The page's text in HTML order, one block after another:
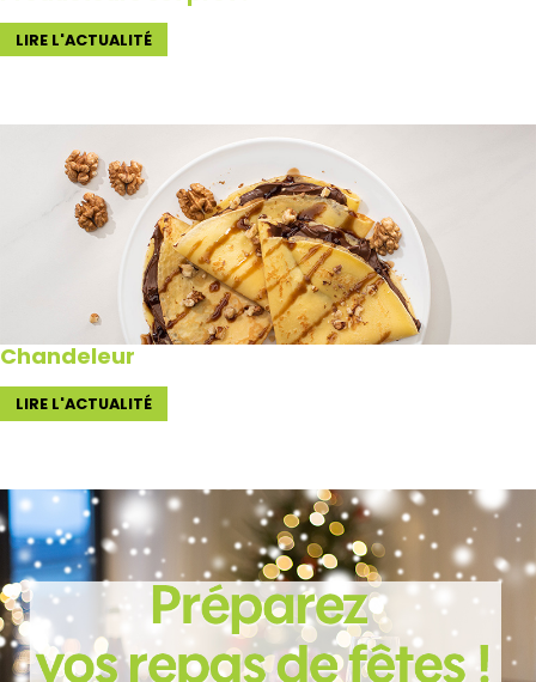
LIRE L'ACTUALITÉ
Chandeleur
LIRE L'ACTUALITÉ